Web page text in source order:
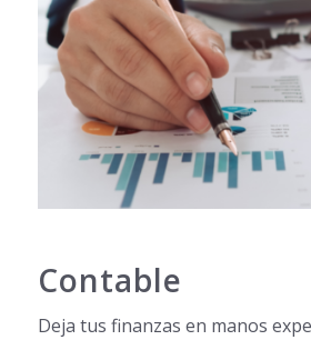
Contable
Deja tus finanzas en manos